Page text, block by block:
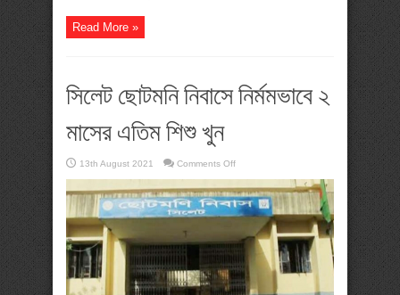
Read More »
সিলেট ছোটমনি নিবাসে নির্মমভাবে ২
মাসের এতিম শিশু খুন
13th August 2021 Comments Offon
নিবাসে
নির্মমভাবে
২
এতিম
শিশু